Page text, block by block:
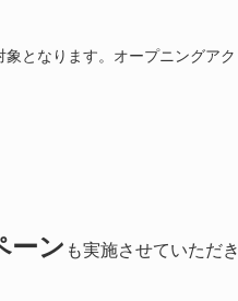
となります。オープニングア
ーン も実施させていただ